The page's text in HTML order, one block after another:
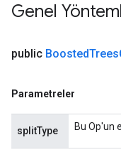
Genel
public BoostedTrees
Parametreler
splitType Bu Op'un